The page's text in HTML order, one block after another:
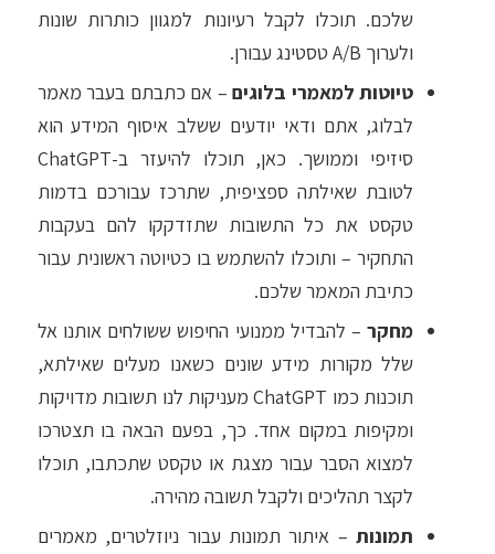
שלכם. תוכלו לקבל רעיונות למגוון כותרות שונות
ולערוך A/B טסטינג עבורן.
טיוטות למאמרי בלוגים– אם כתבתם בעבר מאמר
לבלוג, אתם ודאי יודעים ששלב איסוף המידע הוא
סיזיפי וממושך. כאן, תוכלו להיעזר ב-ChatGPT
לטובת שאילתה ספציפית, שתרכז עבורכם בדמות
טקסט את כל התשובות שתזדקקו להם בעקבות
התחקיר – ותוכלו להשתמש בו כטיוטה ראשונית עבור
כתיבת המאמר שלכם.
מחקר– להבדיל ממנועי החיפוש ששולחים אותנו אל
שלל מקורות מידע שונים כשאנו מעלים שאילתא,
תוכנות כמו ChatGPT מעניקות לנו תשובות מדויקות
ומקיפות במקום אחד. כך, בפעם הבאה בו תצטרכו
למצוא הסבר עבור מצגת או טקסט שתכתבו, תוכלו
לקצר תהליכים ולקבל תשובה מהירה.
תמונות– איתור תמונות עבור ניוזלטרים, מאמרים